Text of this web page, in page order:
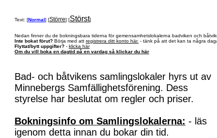
Text: [Normal] [Större] [Störst]
Nedan finner du de bokningsbara tiderna för gemensamhetslokalerna badviken och
Inte bokat förut? Börja med att registrera ditt konto här. - tänk på att det kan ta några
Flyttat/bytt uppgifter? - klicka här
Om du vill boka en dagtid på en vardag så klickar du här
Bad- och båtvikens samlingslokaler hyrs ut av
Minnebergs Samfällighetsförening. Dess
styrelse har beslutat om regler och priser.
Bokningsinfo om Samlingslokalerna: - läs
igenom detta innan du bokar din tid.